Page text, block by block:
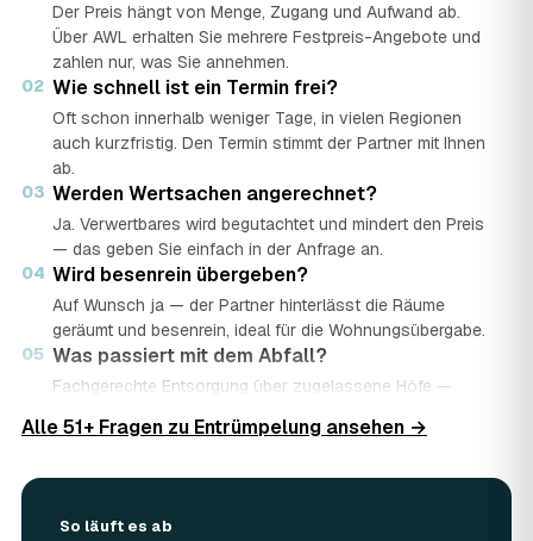
Der Preis hängt von Menge, Zugang und Aufwand ab.
Über AWL erhalten Sie mehrere Festpreis-Angebote und
zahlen nur, was Sie annehmen.
02 Wie schnell ist ein Termin frei?
Oft schon innerhalb weniger Tage, in vielen Regionen
auch kurzfristig. Den Termin stimmt der Partner mit Ihnen
ab.
03 Werden Wertsachen angerechnet?
Ja. Verwertbares wird begutachtet und mindert den Preis
— das geben Sie einfach in der Anfrage an.
04 Wird besenrein übergeben?
Auf Wunsch ja — der Partner hinterlässt die Räume
geräumt und besenrein, ideal für die Wohnungsübergabe.
05 Was passiert mit dem Abfall?
Fachgerechte Entsorgung über zugelassene Höfe —
Nachweis.
Angebote und entscheiden in Ruhe.
Alle 51+ Fragen zu Entrümpelung ansehen →
So läuft es ab